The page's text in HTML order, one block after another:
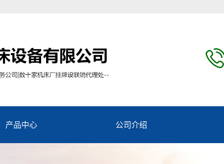
产品中心 公司介绍